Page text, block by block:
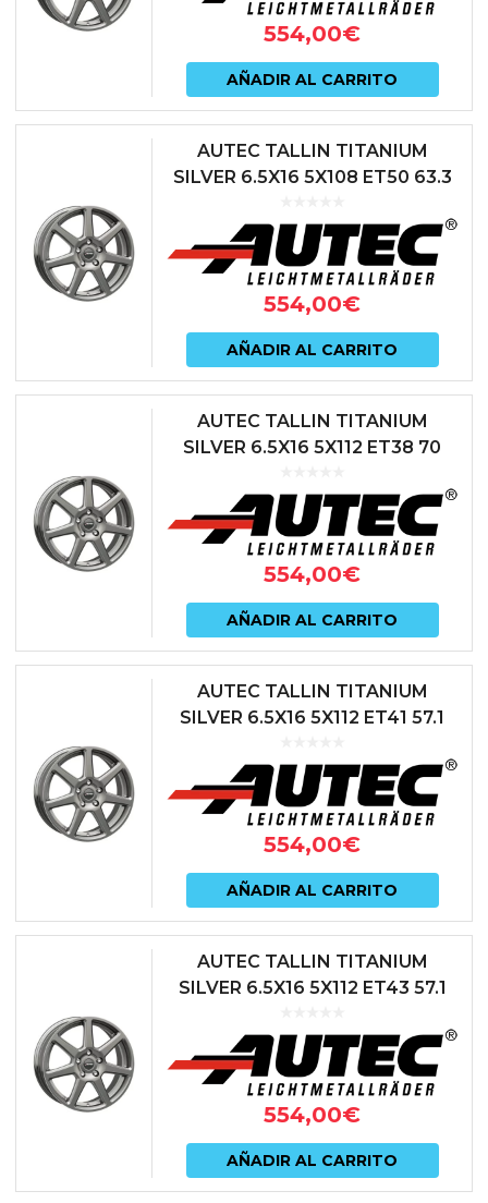
554,00€
AÑADIR AL CARRITO
AUTEC TALLIN TITANIUM
SILVER 6.5X16 5X108 ET50 63.3
554,00€
AÑADIR AL CARRITO
AUTEC TALLIN TITANIUM
SILVER 6.5X16 5X112 ET38 70
554,00€
AÑADIR AL CARRITO
AUTEC TALLIN TITANIUM
SILVER 6.5X16 5X112 ET41 57.1
554,00€
AÑADIR AL CARRITO
AUTEC TALLIN TITANIUM
SILVER 6.5X16 5X112 ET43 57.1
554,00€
AÑADIR AL CARRITO